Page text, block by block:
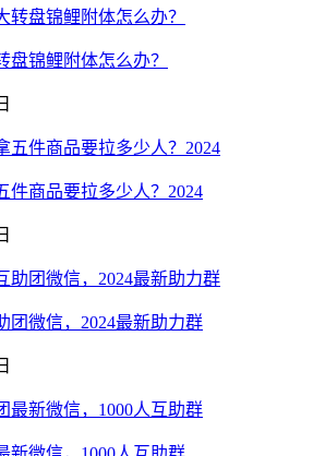
盘锦鲤附体怎么办？
件商品要拉多少人？2024
团微信，2024最新助力群